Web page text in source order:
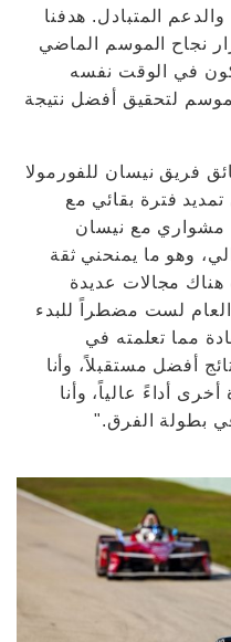
المتبادل. هدفنا
نجاح الموسم الماضي
في الوقت نفسه
لتحقيق أفضل نتيجة
فريق نيسان للفورمولا
فترة بقائي مع
مشواري مع نيسان
وهو ما يمنحني ثقة
هناك مجالات عديدة
لست مضطراً للبدء
مما تعلمته في
أفضل مستقبلاً، وأنا
أداءً عالياً، وأنا
بطولة الفرق."